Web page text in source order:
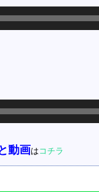
動画はコチラ